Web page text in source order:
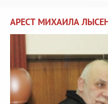
АРЕСТ МИХАИЛА